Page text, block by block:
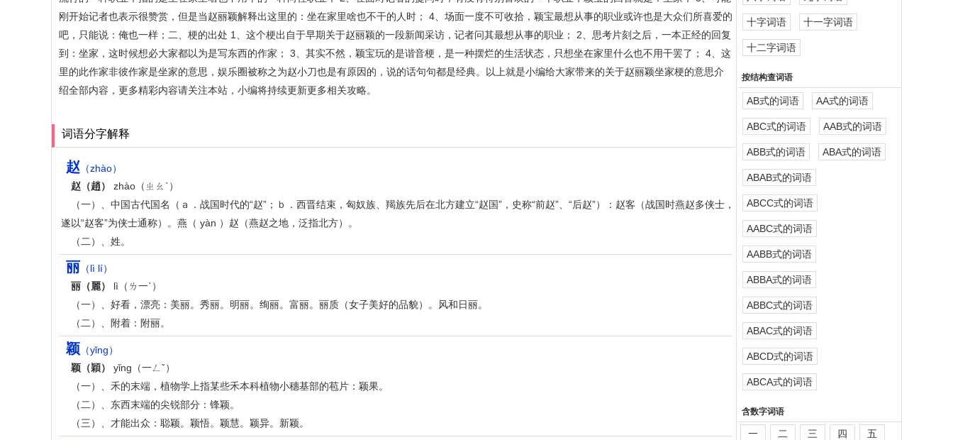
刚开始记者也表示很赞赏，但是当赵丽颖解释出这里的：坐在家里啥也不干的人时； 4、场面一度不可收拾，颖宝最想从事的职业或许也是大众们所喜爱的
吧，只能说：俺也一样；二、梗的出处 1、这个梗出自于早期关于赵丽颖的一段新闻采访，记者问其最想从事的职业； 2、思考片刻之后，一本正经的回复
到：坐家，这时候想必大家都以为是写东西的作家； 3、其实不然，颖宝玩的是谐音梗，是一种摆烂的生活状态，只想坐在家里什么也不用干罢了； 4、这
里的此作家非彼作家是坐家的意思，娱乐圈被称之为赵小刀也是有原因的，说的话句句都是经典。以上就是小编给大家带来的关于赵丽颖坐家梗的意思介
绍全部内容，更多精彩内容请关注本站，小编将持续更新更多相关攻略。
词语分字解释
赵 （zhào）
赵（趙）
zhào（ㄓㄠˋ）
（一）、中国古代国名（ａ．战国时代的“赵”；ｂ．西晋结束，匈奴族、羯族先后在北方建立“赵国”，史称“前赵”、“后赵”）：赵客（战国时燕赵多侠士，
遂以“赵客”为侠士通称）。燕（ yàn ）赵（燕赵之地，泛指北方）。
（二）、姓。
丽 （lì lí）
丽（麗）
lì（ㄌ一ˋ）
（一）、好看，漂亮：美丽。秀丽。明丽。绚丽。富丽。丽质（女子美好的品貌）。风和日丽。
（二）、附着：附丽。
颖 （yǐng）
颖（穎）
yǐng（一ㄥˇ）
（一）、禾的末端，植物学上指某些禾本科植物小穗基部的苞片：颖果。
（二）、东西末端的尖锐部分：锋颖。
（三）、才能出众：聪颖。颖悟。颖慧。颖异。新颖。
十字词语 十一字词语
十二字词语
按结构查词语
AB式的词语 AA式的词语
ABC式的词语 AAB式的词语
ABB式的词语 ABA式的词语
ABAB式的词语
ABCC式的词语
AABC式的词语
AABB式的词语
ABBA式的词语
ABBC式的词语
ABAC式的词语
ABCD式的词语
ABCA式的词语
含数字词语
一 二 三 四
五